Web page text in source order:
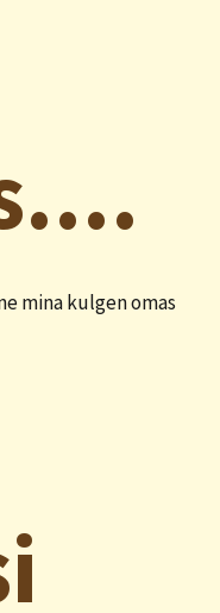
mina kulgen omas